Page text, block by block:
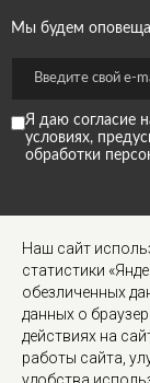
Мы будем
Я даю согласие
условиях,
обработки
СЕТЯХ
Наш сайт
статистики
обезличенных
данных о
действиях на
работы сайта,